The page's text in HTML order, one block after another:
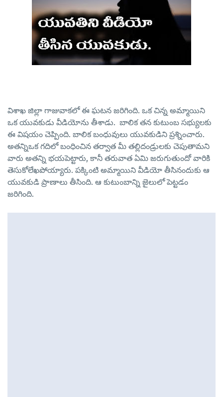
విశాఖ జిల్లా గాజువాకలో ఈ ఘటన జరిగింది. ఒక చిన్న అమ్మాయిని
ఒక యువకుడు వీడియోను తీశాడు. బాలిక తన కుటుంబ సభ్యులకు
ఈ విషయం చెప్పింది. బాలిక బంధువులు యువకుడిని ప్రశ్నించారు.
అతన్నిఒక గదిలో బంధించిన తర్వాత మీ తల్లిదండ్రులకు చెపుతామని
వారు అతన్ని భయపెట్టారు, కానీ తరువాత ఏమి జరుగుతుందో వారికి
తెసుకోలేఖపోయ్యారు. పక్కింటి అమ్మాయిని వీడియో తీసినందుకు ఆ
యువకుడి ప్రాణాలు తీసింది. ఆ కుటుంబాన్ని జైలులో పెట్టడం
జరిగింది.